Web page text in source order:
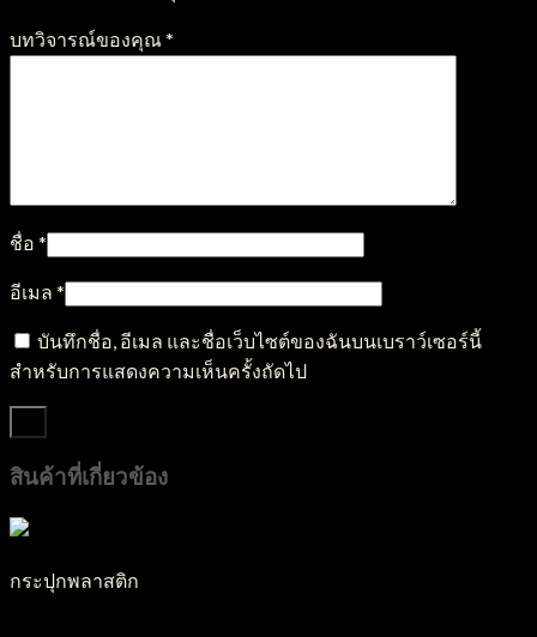
บทวิจารณ์ของคุณ*
ชื่อ *
อีเมล *
บันทึกชื่อ, อีเมล และชื่อเว็บไซต์ของฉันบนเบราว์เซอร์นี้
สำหรับการแสดงความเห็นครั้งถัดไป
สินค้าที่เกี่ยวข้อง
กระปุกพลาสติก